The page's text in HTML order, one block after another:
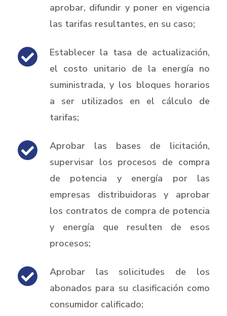
aprobar, difundir y poner en vigencia
las tarifas resultantes, en su caso;
Establecer la tasa de actualización,
el costo unitario de la energía no
suministrada, y los bloques horarios
a ser utilizados en el cálculo de
tarifas;
Aprobar las bases de licitación,
supervisar los procesos de compra
de potencia y energía por las
empresas distribuidoras y aprobar
los contratos de compra de potencia
y energía que resulten de esos
procesos;
Aprobar las solicitudes de los
abonados para su clasificación como
consumidor calificado;